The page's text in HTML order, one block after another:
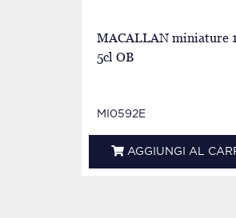
MACALLAN miniature
5cl OB
MI0592E
AGGIUNGI AL